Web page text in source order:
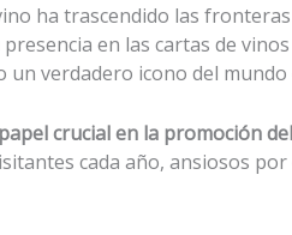
ha trascendido las
en las cartas de
verdadero icono del mundo
crucial en la promoción
cada año, ansiosos